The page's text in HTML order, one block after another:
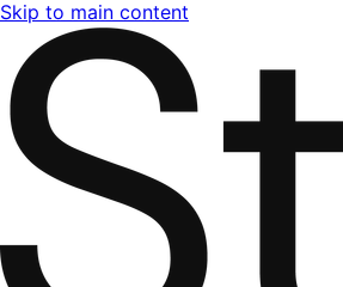
Skip to main content